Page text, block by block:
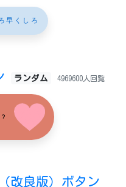
早くしろ
ランダム 4969600人回覧
改良版）ボタン